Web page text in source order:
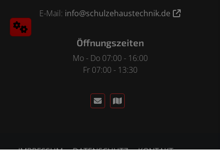
E-Mail: info@schulzehaustechnik.de
Öffnungszeiten
Mo - Do 07:00 - 16:00
Fr 07:00 - 13:30